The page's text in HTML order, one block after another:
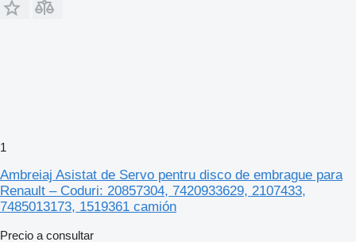
1
Ambreiaj Asistat de Servo pentru disco de embrague para
Renault – Coduri: 20857304, 7420933629, 2107433,
7485013173, 1519361 camión
Precio a consultar